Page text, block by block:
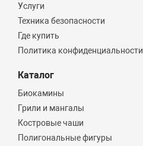
Услуги
Техника безопасности
Где купить
Политика конфиденциальности
Каталог
Биокамины
Грили и мангалы
Костровые чаши
Полигональные фигуры